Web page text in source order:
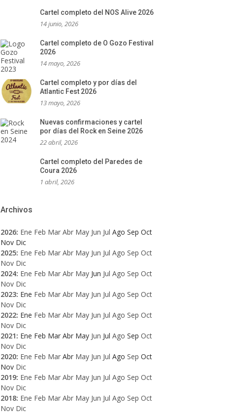
Cartel completo del NOS Alive 2026
14 junio, 2026
Cartel completo de O Gozo Festival
2026
14 mayo, 2026
Cartel completo y por días del
Atlantic Fest 2026
13 mayo, 2026
Nuevas confirmaciones y cartel
por días del Rock en Seine 2026
22 abril, 2026
Cartel completo del Paredes de
Coura 2026
1 abril, 2026
Archivos
2026: Ene Feb Mar Abr May Jun Jul Ago Sep Oct
Nov Dic
2025: Ene Feb Mar Abr May Jun Jul Ago Sep Oct
Nov Dic
2024: Ene Feb Mar Abr May Jun Jul Ago Sep Oct
Nov Dic
2023: Ene Feb Mar Abr May Jun Jul Ago Sep Oct
Nov Dic
2022: Ene Feb Mar Abr May Jun Jul Ago Sep Oct
Nov Dic
2021: Ene Feb Mar Abr May Jun Jul Ago Sep Oct
Nov Dic
2020: Ene Feb Mar Abr May Jun Jul Ago Sep Oct
Nov Dic
2019: Ene Feb Mar Abr May Jun Jul Ago Sep Oct
Nov Dic
2018: Ene Feb Mar Abr May Jun Jul Ago Sep Oct
Nov Dic